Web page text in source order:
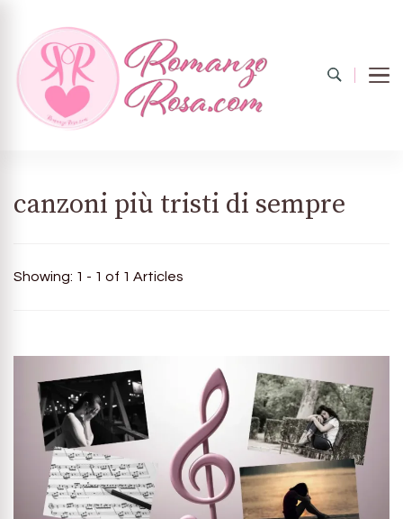
Romanzo
rosa.com
canzoni più tristi di sempre
Showing: 1 - 1 of 1 Articles